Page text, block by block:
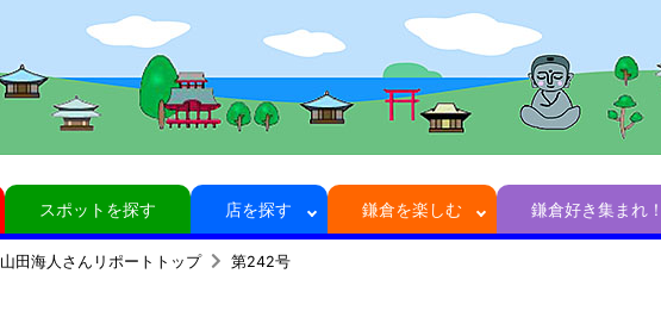
スポットを探す 店を探す 鎌倉を楽しむ 鎌倉好き集まれ！
山田海人さんリポートトップ 第242号